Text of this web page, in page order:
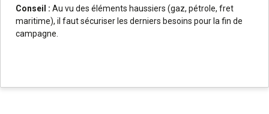
Conseil : Au vu des éléments haussiers (gaz, pétrole, fret
maritime), il faut sécuriser les derniers besoins pour la fin de
campagne.